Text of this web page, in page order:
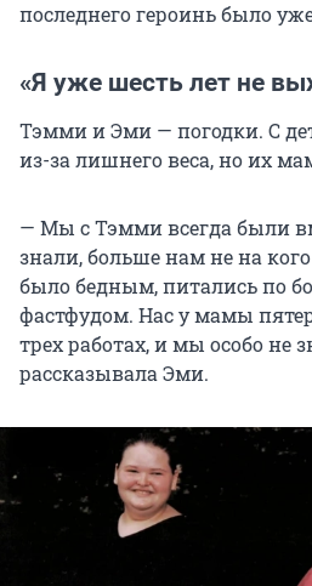
последнего героинь было
«Я уже шесть лет не
Тэмми и Эми — погодки. С
из-за лишнего веса, но их
— Мы с Тэмми всегда были
знали, больше нам не на
было бедным, питались по
фастфудом. Нас у мамы
трех работах, и мы особо не
рассказывала Эми.